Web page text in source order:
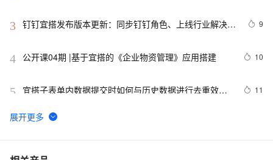
3 钉钉宜搭发布版本更新：同步钉钉角色、上线行业解决方
9
4 公开课04期 |基于宜搭的《企业物资管理》应用搭建 10
5
宜搭子表单内数据提交时如何与历史数据进行去重效
11
6
一指阁：用宜搭实现全面数字化管理，助力企业打开十
7 宜搭小技巧｜找不到应用怎么办？群应用一键直达